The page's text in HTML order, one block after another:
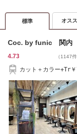
標準 オス
Coc. by funic 関内
4.73 （1147件
カット＋カラー+Tr